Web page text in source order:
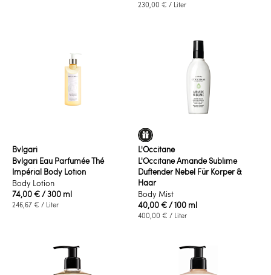
230,00 € / Liter
Bvlgari
Bvlgari Eau Parfumée Thé
Impérial Body Lotion
Body Lotion
74,00 €/ 300 ml
246,67 € / Liter
L'Occitane
L'Occitane Amande Sublime
Duftender Nebel Für Körper &
Haar
Body Mist
40,00 €/ 100 ml
400,00 € / Liter